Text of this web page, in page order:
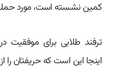
کمین نشسته است، مورد حمله
اینجا این است که حریفتان را